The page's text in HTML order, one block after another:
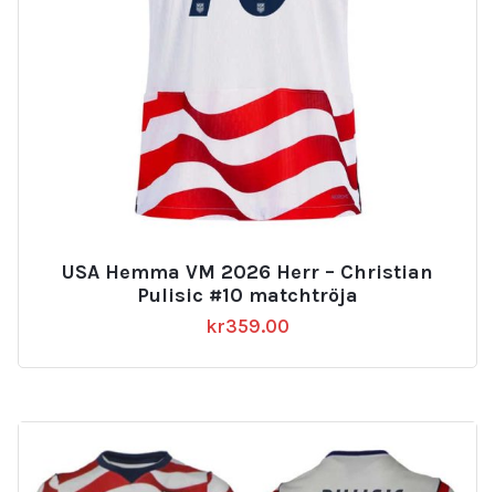
USA Hemma VM 2026 Herr – Christian
Pulisic #10 matchtröja
kr359.00